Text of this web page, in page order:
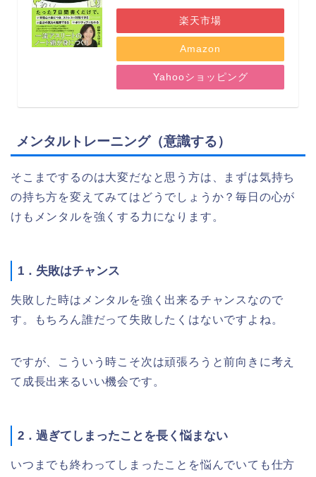
楽天市場
Amazon
Yahooショッピング
メンタルトレーニング（意識する）
そこまでするのは大変だなと思う方は、まずは気持ち
の持ち方を変えてみてはどうでしょうか？毎日の心が
けもメンタルを強くする力になります。
1．失敗はチャンス
失敗した時はメンタルを強く出来るチャンスなので
す。もちろん誰だって失敗したくはないですよね。
ですが、こういう時こそ次は頑張ろうと前向きに考え
て成長出来るいい機会です。
2．過ぎてしまったことを長く悩まない
いつまでも終わってしまったことを悩んでいても仕方